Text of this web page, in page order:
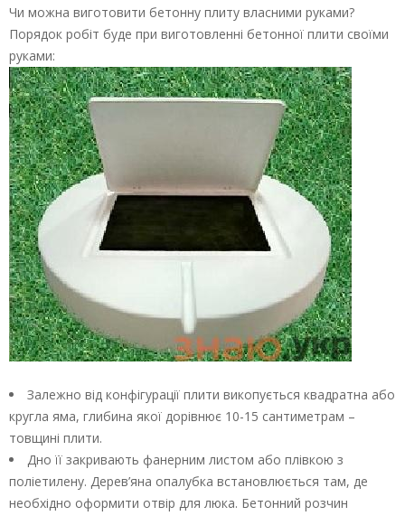
Чи можна виготовити бетонну плиту власними руками?
Порядок робіт буде при виготовленні бетонної плити своїми
руками:
Залежно від конфігурації плити викопується квадратна або
кругла яма, глибина якої дорівнює 10-15 сантиметрам –
товщині плити.
Дно її закривають фанерним листом або плівкою з
поліетилену. Дерев’яна опалубка встановлюється там, де
необхідно оформити отвір для люка. Бетонний розчин